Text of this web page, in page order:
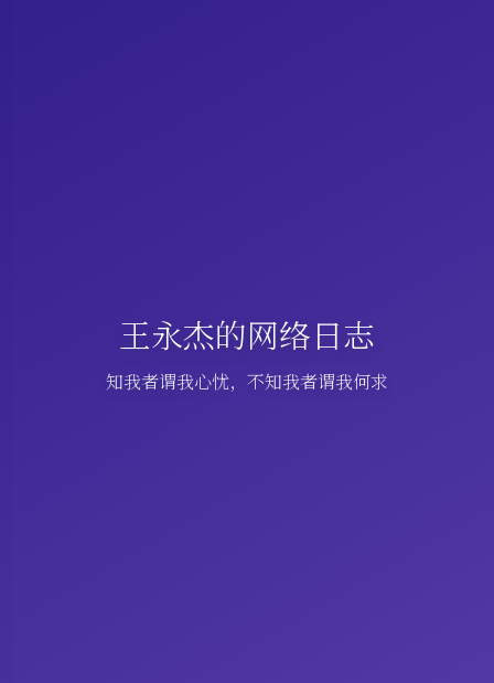
王永杰的网络日志
知我者谓我心忧，不知我者谓我何求